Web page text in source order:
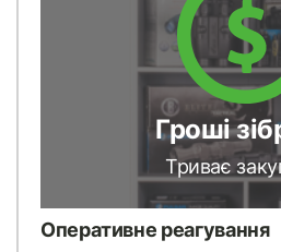
Гроші
Триває
Оперативне реагування